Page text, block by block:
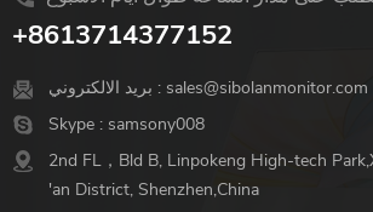
+8613714377152
بريد الالكتروني : sales@sibolanmonitor.com
Skype : samsony008
2nd FL，Bld B, Linpokeng High-tech
'an District, Shenzhen,China